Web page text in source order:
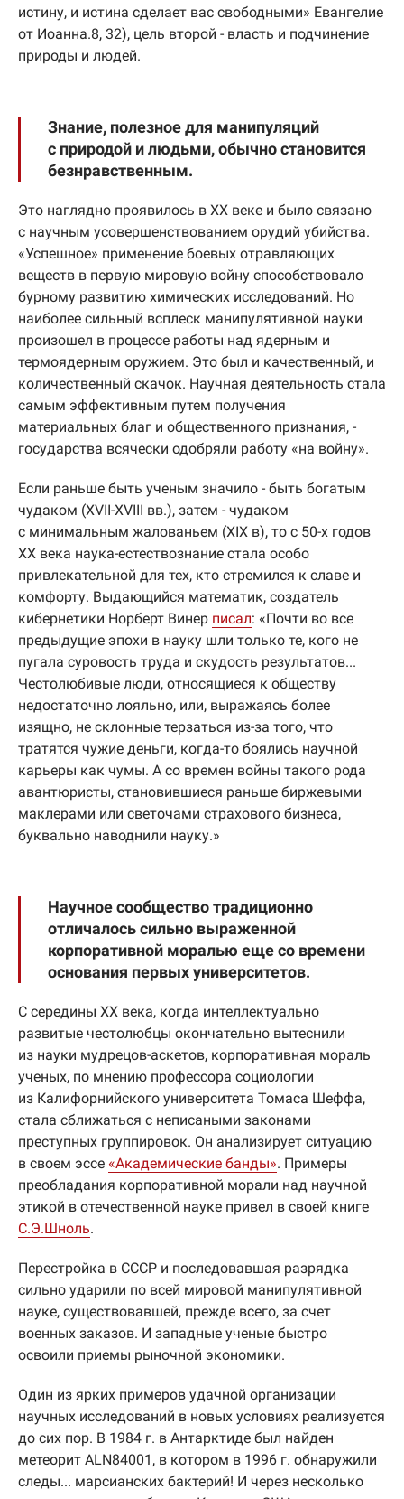
истину, и истина сделает вас свободными» Евангелие
от Иоанна.8, 32), цель второй - власть и подчинение
природы и людей.
Знание, полезное для манипуляций
с природой и людьми, обычно становится
безнравственным.
Это наглядно проявилось в XX веке и было связано
с научным усовершенствованием орудий убийства.
«Успешное» применение боевых отравляющих
веществ в первую мировую войну способствовало
бурному развитию химических исследований. Но
наиболее сильный всплеск манипулятивной науки
произошел в процессе работы над ядерным и
термоядерным оружием. Это был и качественный, и
количественный скачок. Научная деятельность стала
самым эффективным путем получения
материальных благ и общественного признания, -
государства всячески одобряли работу «на войну».
Если раньше быть ученым значило - быть богатым
чудаком (XVII-XVIII вв.), затем - чудаком
с минимальным жалованьем (XIX в), то с 50-х годов
XX века наука-естествознание стала особо
привлекательной для тех, кто стремился к славе и
комфорту. Выдающийся математик, создатель
кибернетики Норберт Винер писал: «Почти во все
предыдущие эпохи в науку шли только те, кого не
пугала суровость труда и скудость результатов...
Честолюбивые люди, относящиеся к обществу
недостаточно лояльно, или, выражаясь более
изящно, не склонные терзаться из-за того, что
тратятся чужие деньги, когда-то боялись научной
карьеры как чумы. А со времен войны такого рода
авантюристы, становившиеся раньше биржевыми
маклерами или светочами страхового бизнеса,
буквально наводнили науку.»
Научное сообщество традиционно
отличалось сильно выраженной
корпоративной моралью еще со времени
основания первых университетов.
С середины XX века, когда интеллектуально
развитые честолюбцы окончательно вытеснили
из науки мудрецов-аскетов, корпоративная мораль
ученых, по мнению профессора социологии
из Калифорнийского университета Томаса Шеффа,
стала сближаться с неписаными законами
преступных группировок. Он анализирует ситуацию
в своем эссе «Академические банды». Примеры
преобладания корпоративной морали над научной
этикой в отечественной науке привел в своей книге
С.Э.Шноль.
Перестройка в СССР и последовавшая разрядка
сильно ударили по всей мировой манипулятивной
науке, существовавшей, прежде всего, за счет
военных заказов. И западные ученые быстро
освоили приемы рыночной экономики.
Один из ярких примеров удачной организации
научных исследований в новых условиях реализуется
до сих пор. В 1984 г. в Антарктиде был найден
метеорит ALN84001, в котором в 1996 г. обнаружили
следы... марсианских бактерий! И через несколько